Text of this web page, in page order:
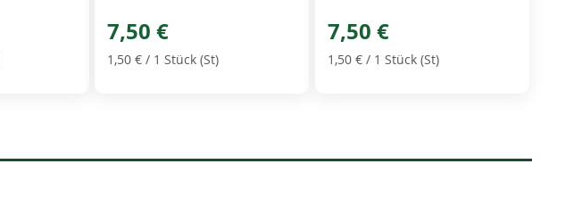
7,50 €
1,50 € / 1 Stück (St)
7,50 €
1,50 €/ 1 Stück (St)